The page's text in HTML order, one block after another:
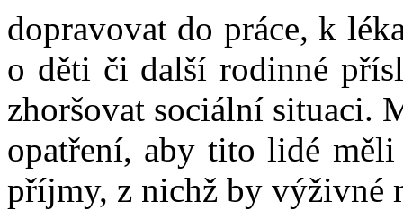
dopravovat do práce, k
o děti či další rodinné
zhoršovat sociální situaci.
opatření, aby tito lidé
příjmy, z nichž by výživné